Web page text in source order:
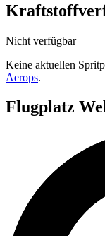
Nicht verfügbar
Keine aktuellen
Aerops.
Flugplatz